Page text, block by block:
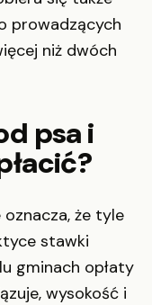
prowadzących
niż dwóch
psa i
że tyle
stawki
gminach opłaty
wysokość i